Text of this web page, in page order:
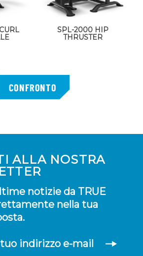
SPL-2000 HIP
THRUSTER
ALLA NOSTRA
notizie da TRUE
nella tua
indirizzo e-mail